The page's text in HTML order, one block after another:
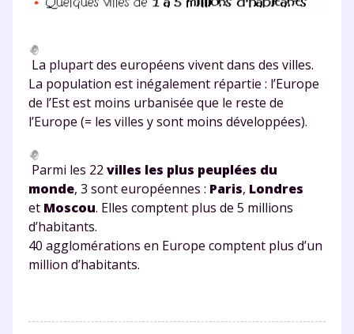
La plupart des européens vivent dans des villes.
La population est inégalement répartie : l’Europe
de l’Est est moins urbanisée que le reste de
l’Europe (= les villes y sont moins développées).
Parmi les 22 villes les plus peuplées du
monde, 3 sont européennes : Paris, Londres
et Moscou. Elles comptent plus de 5 millions
d’habitants.
40 agglomérations en Europe comptent plus d’un
million d’habitants.